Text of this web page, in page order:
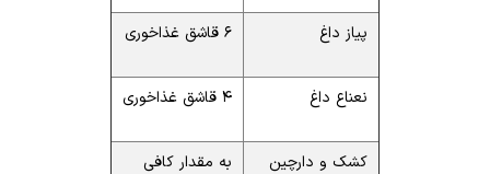
پیاز داغ ۶ قاشق غذاخوری
نعناع داغ ۴ قاشق غذاخوری
کشک و دارچین به مقدار کافی